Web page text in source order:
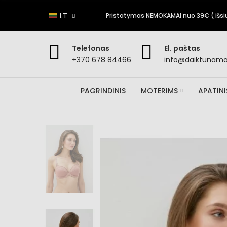
LT Pristatymas NEMOKAMAI nuo 39€ (
Telefonas
+370 678 84466
El. paštas
PAGRINDINIS MOTERIMS